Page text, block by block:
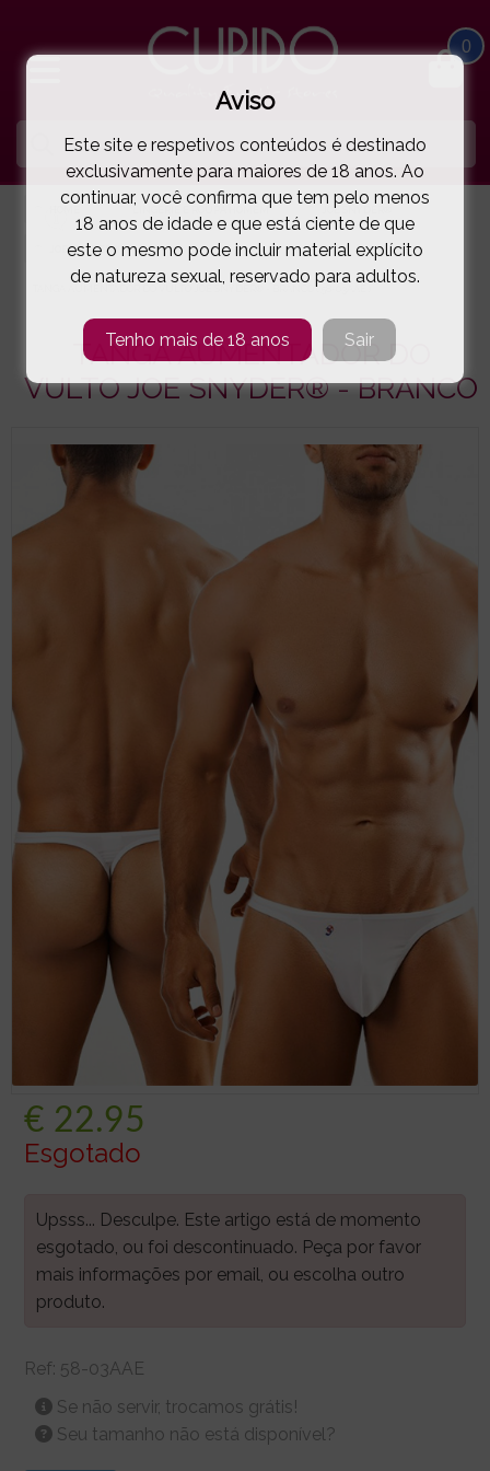
0
LINGERIE E ROUPA HOMEM JOE SNYDER®
JOE SNYDER®
( 58-03AAE )
TANGA AUMENTADOR DO
VULTO JOE SNYDER® - BRANCO
€ 22.95
Esgotado
Upsss... Desculpe. Este artigo está de momento
esgotado, ou foi descontinuado. Peça por favor
mais informações por email, ou escolha outro
produto.
Ref: 58-03AAE
Se não servir, trocamos grátis!
Seu tamanho não está disponível?
Aviso
Este site e respetivos conteúdos é destinado
exclusivamente para maiores de 18 anos. Ao
continuar, você confirma que tem pelo menos
18 anos de idade e que está ciente de que
este o mesmo pode incluir material explícito
de natureza sexual, reservado para adultos.
Tenho mais de 18 anos Sair